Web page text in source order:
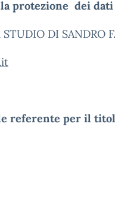
protezione dei dati
DI SANDRO
referente per il